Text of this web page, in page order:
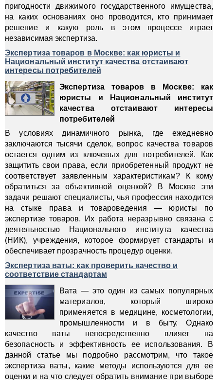
пригодности движимого государственного имущества,
на каких основаниях оно проводится, кто принимает
решение и какую роль в этом процессе играет
независимая экспертиза.
Экспертиза товаров в Москве: как юристы и
Национальный институт качества отстаивают
интересы потребителей
Экспертиза товаров в Москве: как
юристы и Национальный институт
качества отстаивают интересы
потребителей
В условиях динамичного рынка, где ежедневно
заключаются тысячи сделок, вопрос качества товаров
остается одним из ключевых для потребителей. Как
защитить свои права, если приобретенный продукт не
соответствует заявленным характеристикам? К кому
обратиться за объективной оценкой? В Москве эти
задачи решают специалисты, чья профессия находится
на стыке права и товароведения — юристы по
экспертизе товаров. Их работа неразрывно связана с
деятельностью Национального института качества
(НИК), учреждения, которое формирует стандарты и
обеспечивает прозрачность процедур оценки.
Экспертиза ваты: как проверить качество и
соответствие стандартам
Вата — это один из самых популярных
материалов, который широко
применяется в медицине, косметологии,
промышленности и в быту. Однако
качество ваты непосредственно влияет на
безопасность и эффективность ее использования. В
данной статье мы подробно рассмотрим, что такое
экспертиза ваты, какие методы используются для ее
оценки и на что следует обратить внимание при выборе